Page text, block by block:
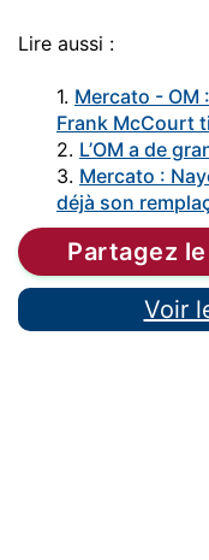
Lire aussi :
1. Mercato - OM
Frank McCourt
2. L’OM a de
3. Mercato :
déjà son
Partagez
Voir